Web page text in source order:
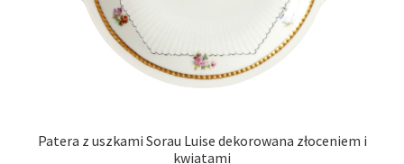
Patera z uszkami Sorau Luise dekorowana złoceniem i
kwiatami